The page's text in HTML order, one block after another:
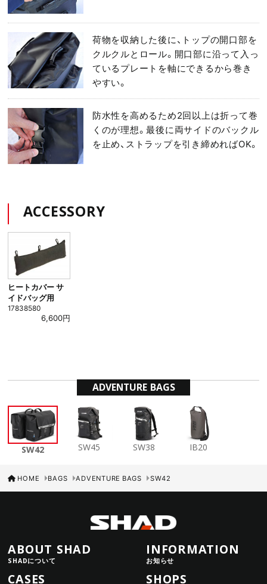
荷物を収納した後に、トップの開口部を
クルクルとロール。開口部に沿って入っ
ているプレートを軸にできるから巻き
やすい。
防水性を高めるため2回以上は折って巻
くのが理想。最後に両サイドのバックル
を止め、ストラップを引き締めればOK。
ACCESSORY
ヒートカバー サ
イドバッグ用
17838580
6,600円
ADVENTURE BAGS
SW42 SW45 SW38 IB20
HOME BAGS ADVENTURE BAGS SW42
ABOUT SHAD
SHADについて
INFORMATION
お知らせ